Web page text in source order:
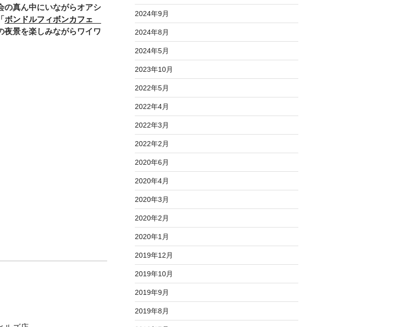
の真ん中にいながらオアシ
ボンドルフィボンカフェ
夜景を楽しみながらワイワ
2024年9月
2024年8月
2024年5月
2023年10月
2022年5月
2022年4月
2022年3月
2022年2月
2020年6月
2020年4月
2020年3月
2020年2月
2020年1月
2019年12月
2019年10月
2019年9月
2019年8月